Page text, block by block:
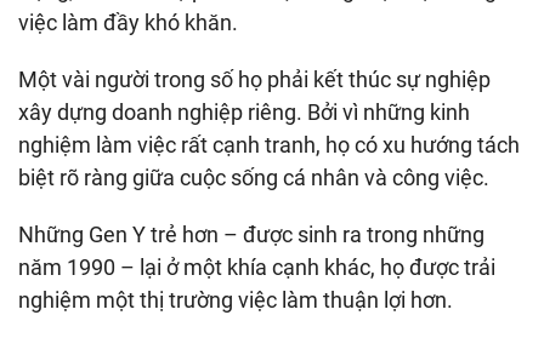
việc làm đầy khó khăn.
Một vài người trong số họ phải kết thúc sự nghiệp
xây dựng doanh nghiệp riêng. Bởi vì những kinh
nghiệm làm việc rất cạnh tranh, họ có xu hướng tách
biệt rõ ràng giữa cuộc sống cá nhân và công việc.
Những Gen Y trẻ hơn – được sinh ra trong những
năm 1990 – lại ở một khía cạnh khác, họ được trải
nghiệm một thị trường việc làm thuận lợi hơn.